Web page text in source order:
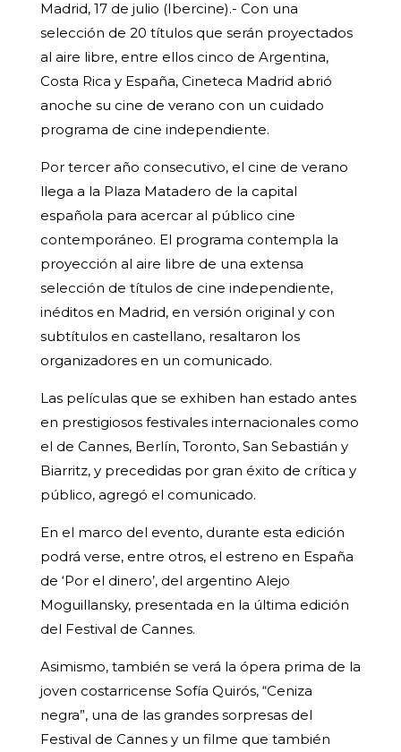
Madrid, 17 de julio (Ibercine).- Con una
selección de 20 títulos que serán proyectados
al aire libre, entre ellos cinco de Argentina,
Costa Rica y España, Cineteca Madrid abrió
anoche su cine de verano con un cuidado
programa de cine independiente.
Por tercer año consecutivo, el cine de verano
llega a la Plaza Matadero de la capital
española para acercar al público cine
contemporáneo. El programa contempla la
proyección al aire libre de una extensa
selección de títulos de cine independiente,
inéditos en Madrid, en versión original y con
subtítulos en castellano, resaltaron los
organizadores en un comunicado.
Las películas que se exhiben han estado antes
en prestigiosos festivales internacionales como
el de Cannes, Berlín, Toronto, San Sebastián y
Biarritz, y precedidas por gran éxito de crítica y
público, agregó el comunicado.
En el marco del evento, durante esta edición
podrá verse, entre otros, el estreno en España
de ‘Por el dinero’, del argentino Alejo
Moguillansky, presentada en la última edición
del Festival de Cannes.
Asimismo, también se verá la ópera prima de la
joven costarricense Sofía Quirós, “Ceniza
negra”, una de las grandes sorpresas del
Festival de Cannes y un filme que también